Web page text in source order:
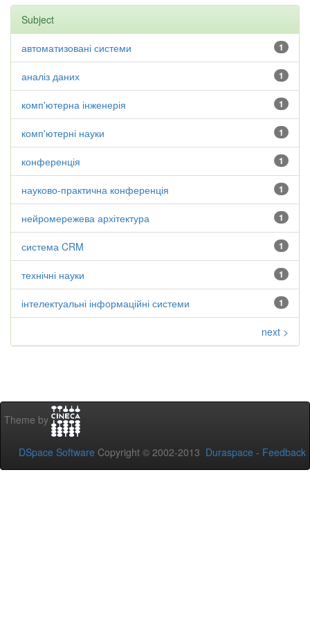
Subject
1
автоматизовані системи
1
аналіз даних
1
комп'ютерна інженерія
1
комп'ютерні науки
1
конференція
1
науково-практична конференція
1
нейромережева архітектура
1
система CRM
1
технічні науки
1
інтелектуальні інформаційні системи
next >
Theme by
DSpace Software Copyright © 2002-2013 Duraspace - Feedback